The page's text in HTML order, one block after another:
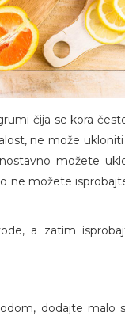
čija se kora
ne može
možete
ne možete
a zatim
dodajte malo